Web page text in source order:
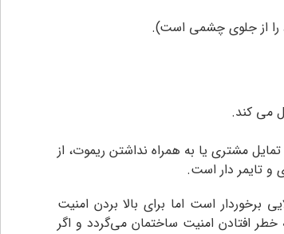
مشتری یا به همراه نداشتن ریموت، از
و تایمر دار است.
بالایی برخوردار است اما برای بالا بردن امنیت
افتادن امنیت ساختمان می‌گردد و اگر